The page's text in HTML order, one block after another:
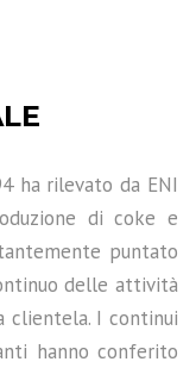
ha rilevato da ENI
di coke e
puntato
delle attività
clientela. I continui
hanno conferito